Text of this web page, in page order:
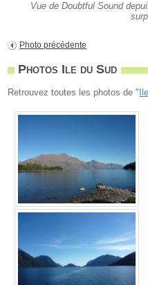
Vue de Doubtful Sound
Photo précédente
Photos Ile du Sud
Retrouvez toutes les photos de "